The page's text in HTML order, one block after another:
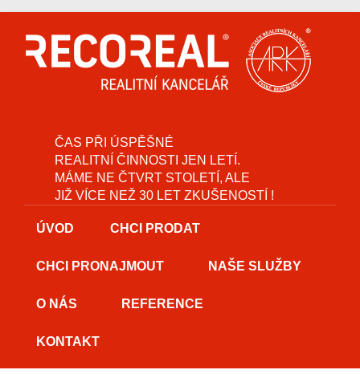
ČAS PŘI ÚSPĚŠNÉ
REALITNÍ ČINNOSTI JEN LETÍ.
MÁME NE ČTVRT STOLETÍ, ALE
JIŽ VÍCE NEŽ 30 LET ZKUŠENOSTÍ !
ÚVOD CHCI PRODAT
CHCI PRONAJMOUT NAŠE SLUŽBY
O NÁS REFERENCE
KONTAKT